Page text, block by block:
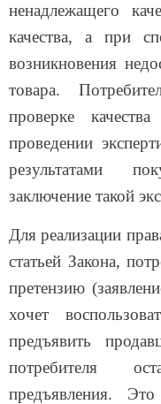
ненадлежащего
качества, а при
возникновения
товара.
проверке
проведении
результатами
заключение такой
Для реализации
статьей Закона,
претензию
хочет
предъявить
потребителя
предъявления.